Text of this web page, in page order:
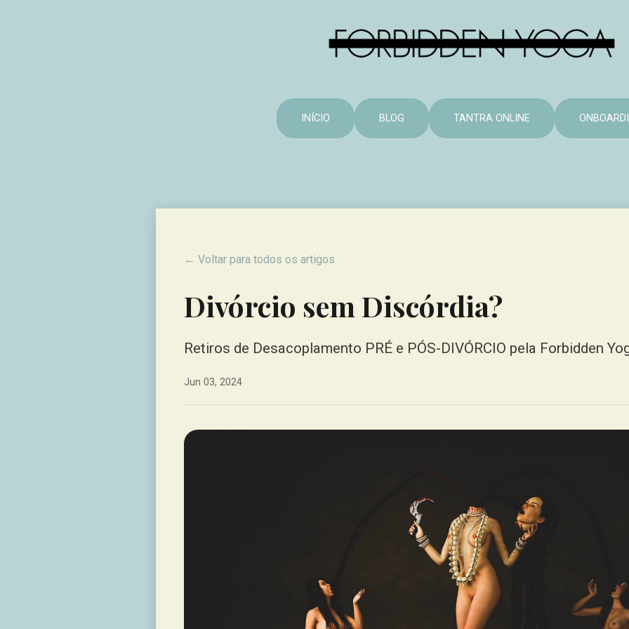
INÍCIO BLOG TANTRA ONLINE
← Voltar para todos os artigos
Divórcio sem Discórdia?
Retiros de Desacoplamento PRÉ e PÓS-DIVÓRCIO pela Forbidden
Jun 03, 2024